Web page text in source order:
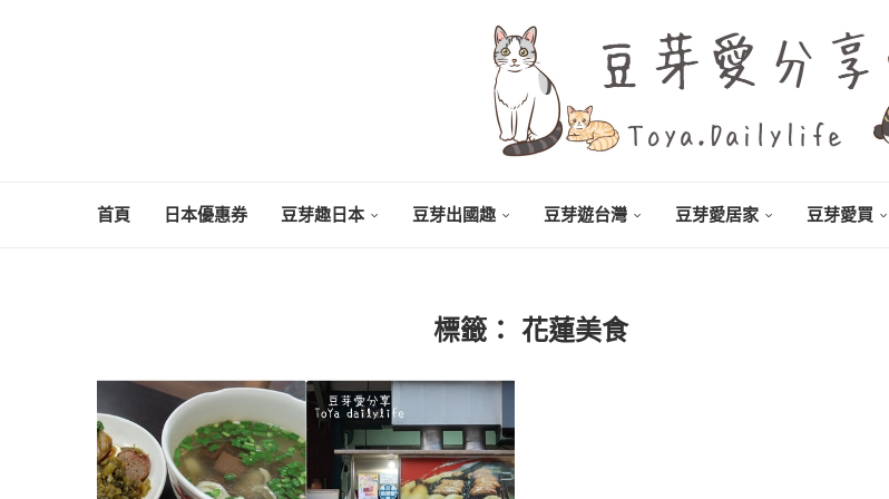
首頁 日本優惠券 豆芽趣日本 豆芽出國趣 豆芽遊台灣 豆芽愛居家 豆芽愛買
標籤：花蓮美食